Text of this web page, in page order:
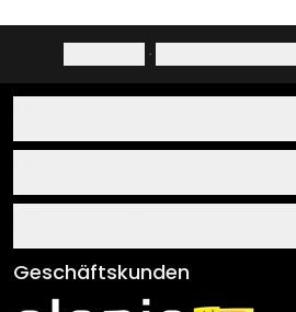
·
Über uns
Klebe- und Montageanleitungen
AGB
Impressum
Geschäftskunden